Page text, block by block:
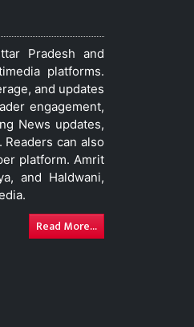
Pradesh and
platforms.
and updates
engagement,
News updates,
can also
platform. Amrit
and Haldwani,
Read More...